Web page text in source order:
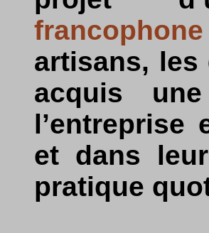
francophone
artisans,
acquis
l’entreprise
et dans
pratique